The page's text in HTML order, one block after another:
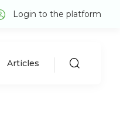
Login to the platform
Articles